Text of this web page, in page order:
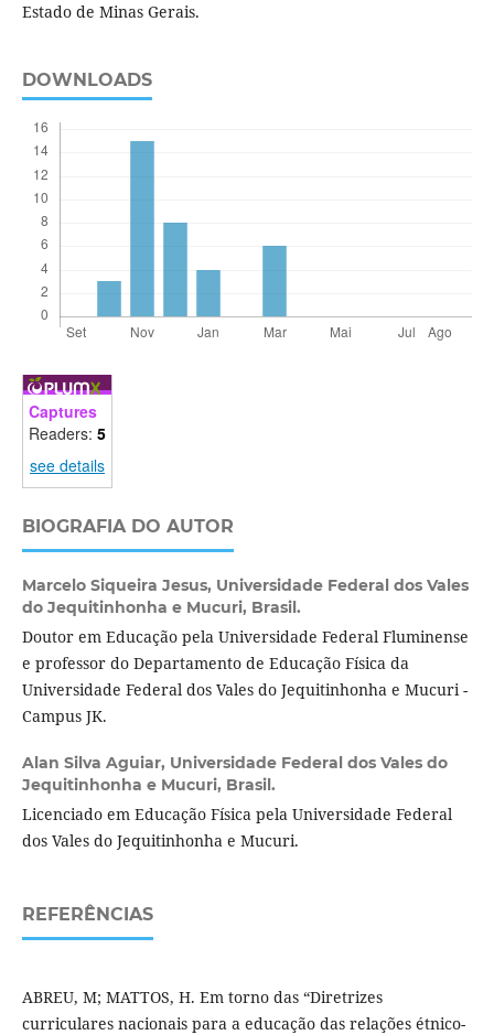
Estado de Minas Gerais.
DOWNLOADS
Captures
Readers: 5
see details
BIOGRAFIA DO AUTOR
Marcelo Siqueira Jesus, Universidade Federal dos Vales
do Jequitinhonha e Mucuri, Brasil.
Doutor em Educação pela Universidade Federal Fluminense
e professor do Departamento de Educação Física da
Universidade Federal dos Vales do Jequitinhonha e Mucuri -
Campus JK.
Alan Silva Aguiar, Universidade Federal dos Vales do
Jequitinhonha e Mucuri, Brasil.
Licenciado em Educação Física pela Universidade Federal
dos Vales do Jequitinhonha e Mucuri.
REFERÊNCIAS
ABREU, M; MATTOS, H. Em torno das “Diretrizes
curriculares nacionais para a educação das relações étnico-